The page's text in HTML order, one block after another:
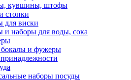
кувшины, штофы
стопки
для виски
и наборы для воды, сока
и фужеры
наборы посуды